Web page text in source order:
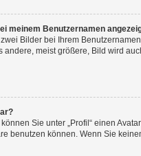
meinem Benutzernamen
Bilder bei Ihrem
andere, meist größere, Bild wird
Sie unter „Profil“ einen
benutzen können. Wenn Sie